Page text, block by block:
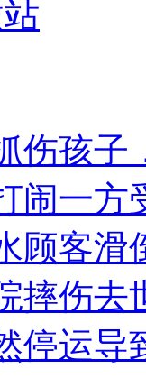
伤孩子
闹一
顾客
摔伤去
停运